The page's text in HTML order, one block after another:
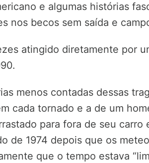
e algumas histórias
nos becos sem saída e
atingido diretamente por
menos contadas dessas
cada tornado e a de um
para fora de seu carro
de 1974 depois que os
que o tempo estava